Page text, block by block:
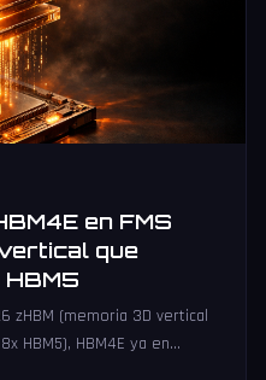
en FMS
que
zHBM (memoria 3D vertical
HBM5), HBM4E ya en